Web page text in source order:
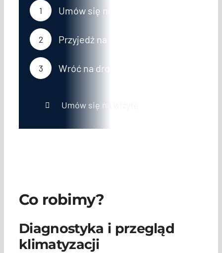
1 Umów się na wizytę
2 Przyjedź na umówiony termin
3 Wróć na drogę bez obaw
Umów się na wizytę
Co robimy?
Diagnostyka i przegląd
klimatyzacji